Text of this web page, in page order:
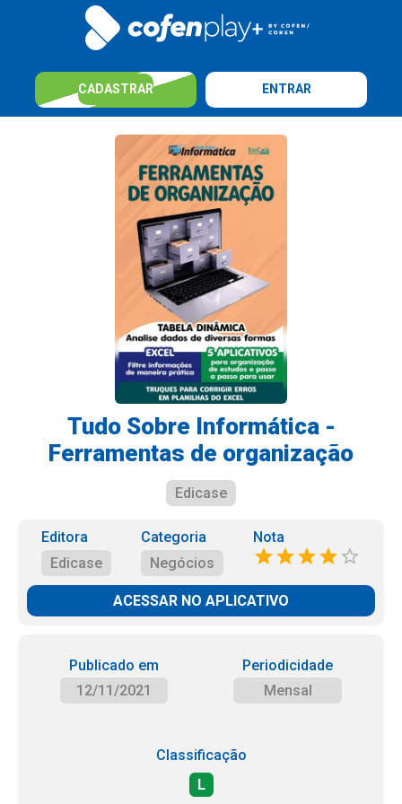
CADASTRAR ENTRAR
Tudo Sobre Informática -
Ferramentas de organização
Edicase
Editora
Edicase
Categoria
Negócios
Nota
ACESSAR NO APLICATIVO
Publicado em
12/11/2021
Periodicidade
Mensal
Classificação
L